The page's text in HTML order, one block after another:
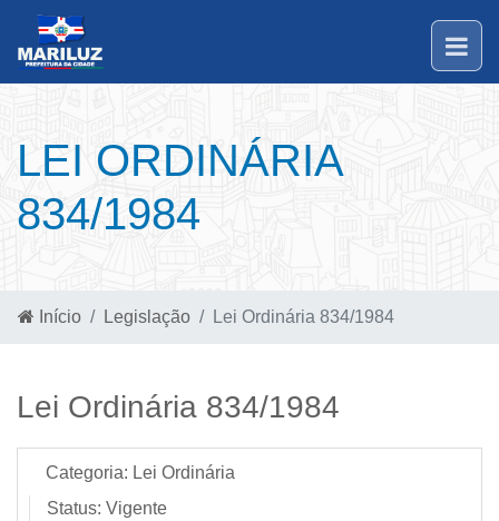
LEI ORDINÁRIA
834/1984
Início Legislação Lei Ordinária 834/1984
Lei Ordinária 834/1984
Categoria: Lei Ordinária
Status: Vigente